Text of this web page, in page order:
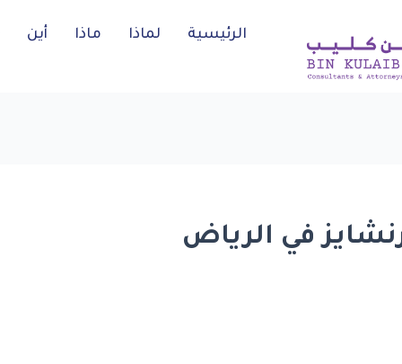
الرئيسية لماذا ماذا أين
في الرياض